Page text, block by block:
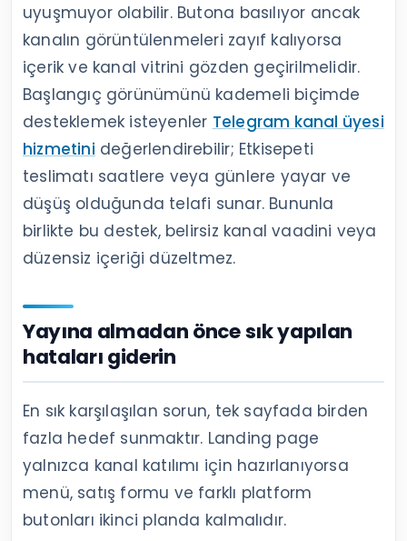
uyuşmuyor olabilir. Butona basılıyor ancak
kanalın görüntülenmeleri zayıf kalıyorsa
içerik ve kanal vitrini gözden geçirilmelidir.
Başlangıç görünümünü kademeli biçimde
desteklemek isteyenler Telegram kanal üyesi
hizmetini değerlendirebilir; Etkisepeti
teslimatı saatlere veya günlere yayar ve
düşüş olduğunda telafi sunar. Bununla
birlikte bu destek, belirsiz kanal vaadini veya
düzensiz içeriği düzeltmez.
Yayına almadan önce sık yapılan
hataları giderin
En sık karşılaşılan sorun, tek sayfada birden
fazla hedef sunmaktır. Landing page
yalnızca kanal katılımı için hazırlanıyorsa
menü, satış formu ve farklı platform
butonları ikinci planda kalmalıdır.